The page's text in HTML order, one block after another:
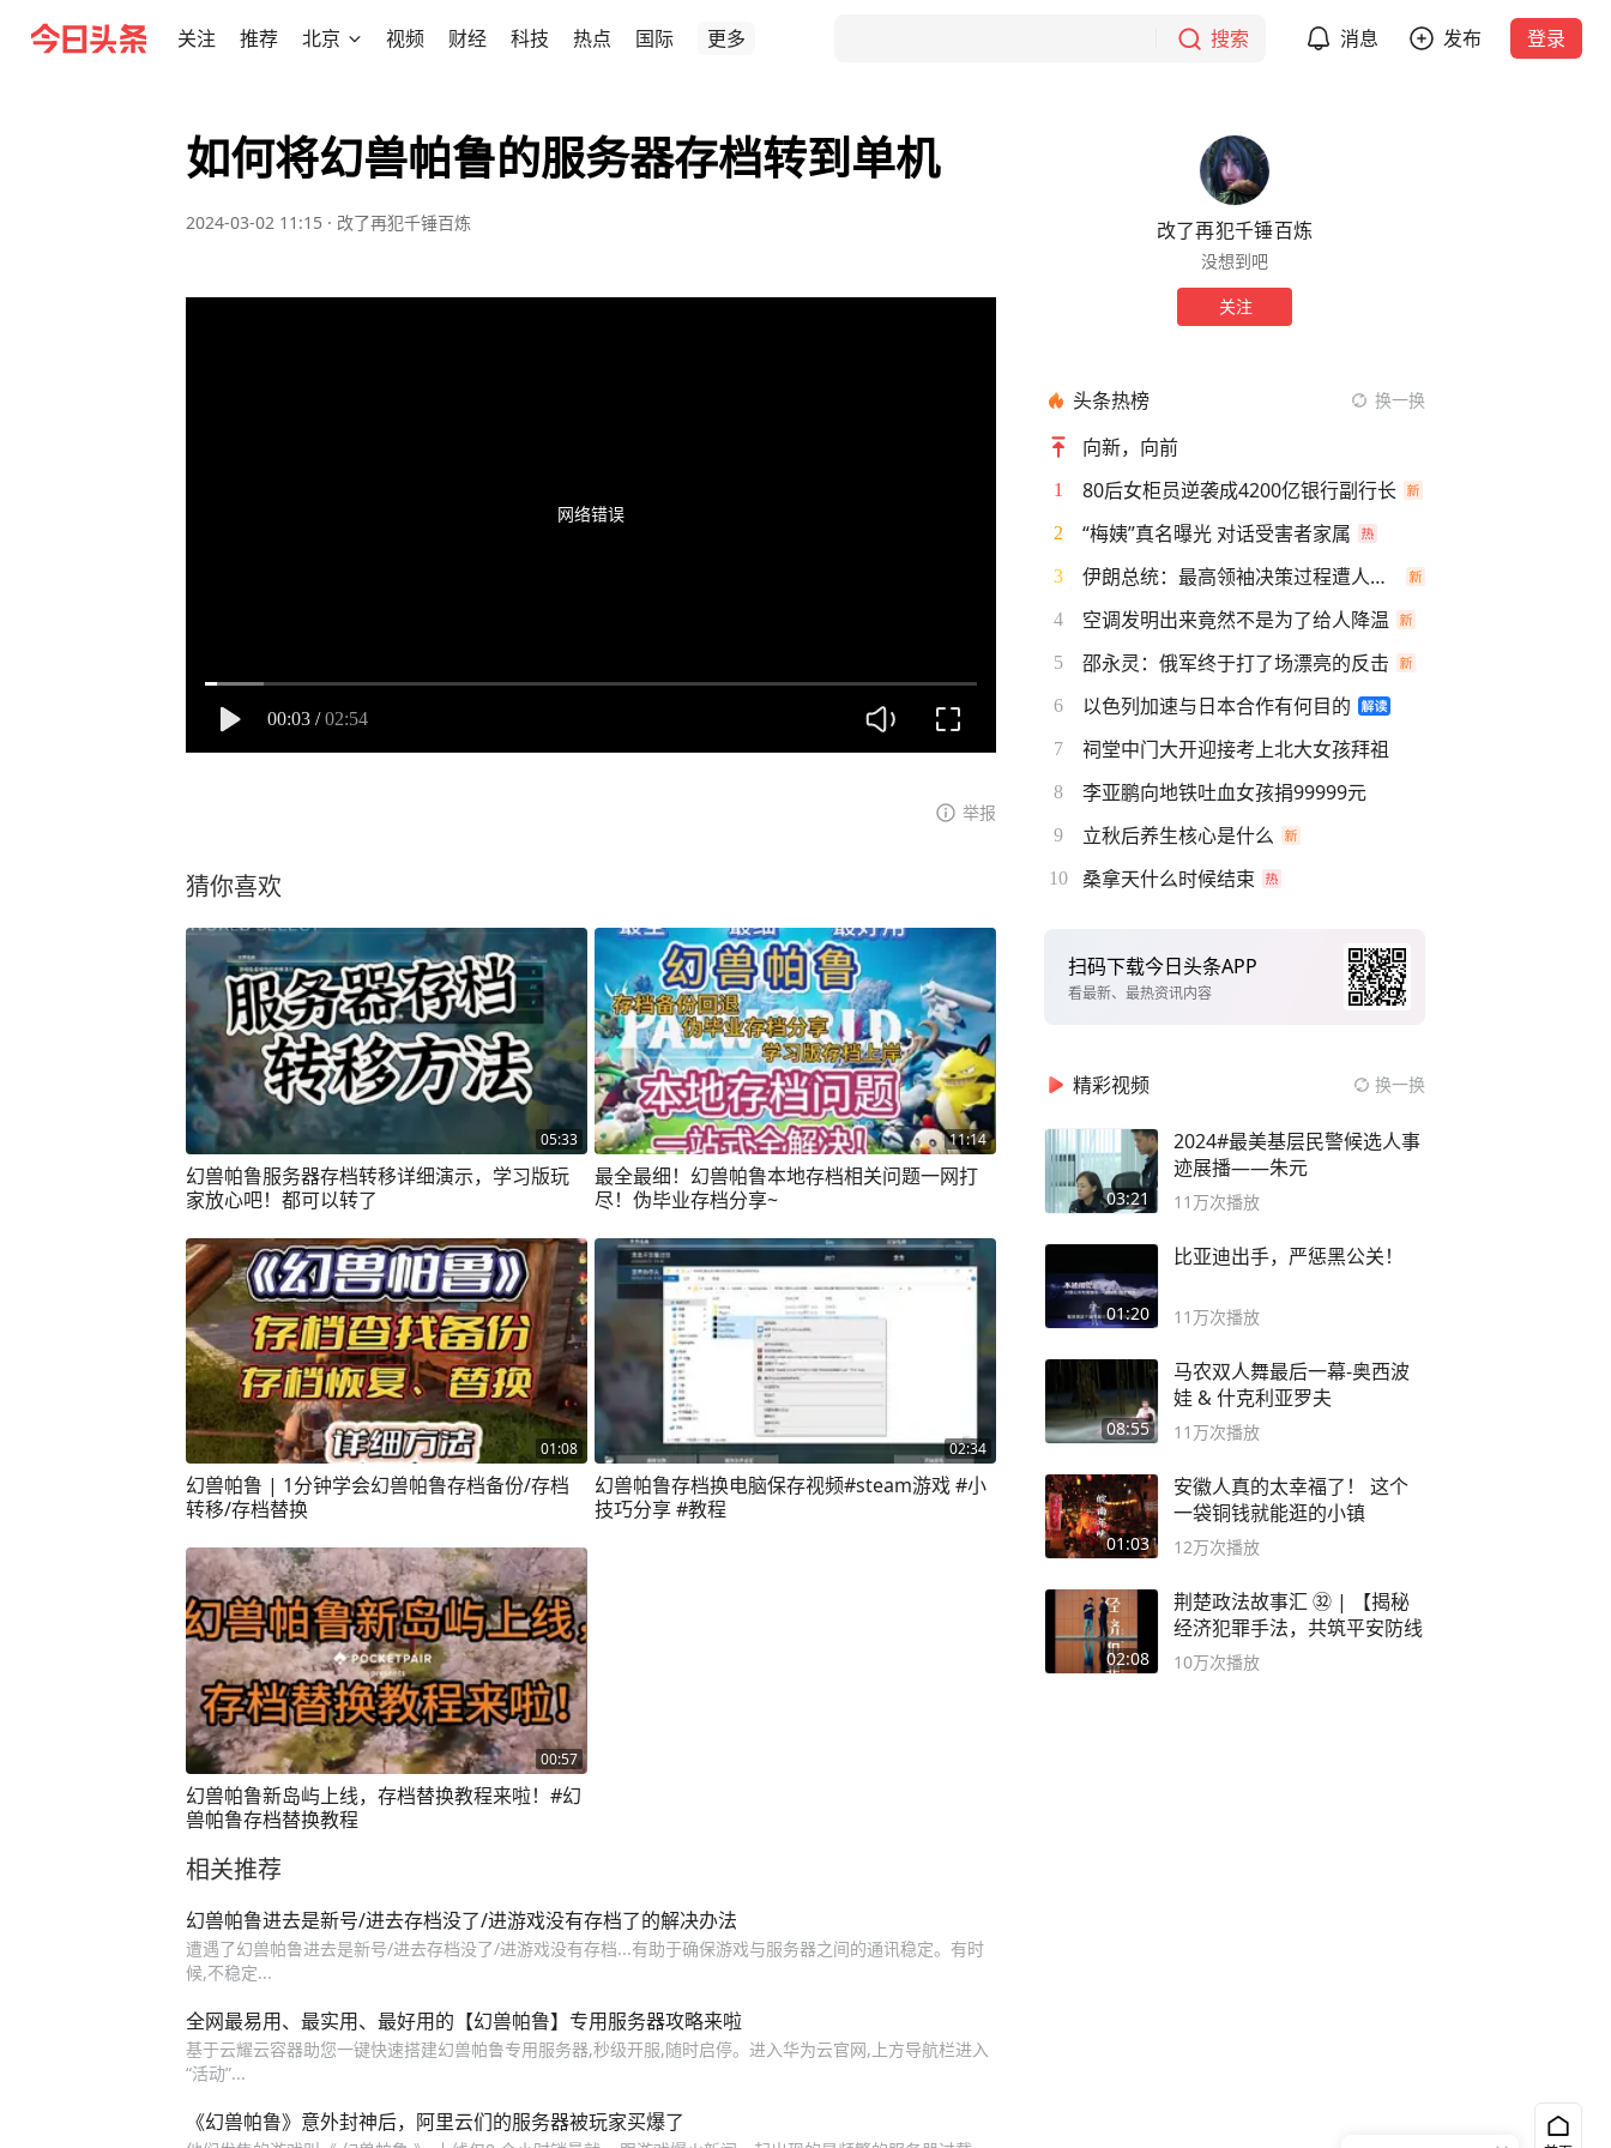
关注 推荐 北京 视频 财经 科技 热点 国际 更多 搜索 消息 发布 登录
如何将幻兽帕鲁的服务器存档转到单机
2024-03-02 11:15 · 改了再犯千锤百炼
网络错误
00:03 / 02:54
举报
猜你喜欢
05:33
幻兽帕鲁服务器存档转移详细演示，学习版玩
家放心吧！都可以转了
11:14
最全最细！幻兽帕鲁本地存档相关问题一网打
尽！伪毕业存档分享~
01:08
幻兽帕鲁 | 1分钟学会幻兽帕鲁存档备份/存档
转移/存档替换
02:34
幻兽帕鲁存档换电脑保存视频#steam游戏 #小
技巧分享 #教程
00:57
幻兽帕鲁新岛屿上线，存档替换教程来啦！#幻
兽帕鲁存档替换教程
相关推荐
幻兽帕鲁进去是新号/进去存档没了/进游戏没有存档了的解决办法
遭遇了幻兽帕鲁进去是新号/进去存档没了/进游戏没有存档...有助于确保游戏与服务器之间的通讯稳定。有时
候,不稳定...
全网最易用、最实用、最好用的【幻兽帕鲁】专用服务器攻略来啦
基于云耀云容器助您一键快速搭建幻兽帕鲁专用服务器,秒级开服,随时启停。进入华为云官网,上方导航栏进入
“活动”...
《幻兽帕鲁》意外封神后，阿里云们的服务器被玩家买爆了
改了再犯千锤百炼
没想到吧
关注
头条热榜 换一换
向新，向前
1 80后女柜员逆袭成4200亿银行副行长
2 “梅姨”真名曝光 对话受害者家属
3 伊朗总统：最高领袖决策过程遭人利用
4 空调发明出来竟然不是为了给人降温
5 邵永灵：俄军终于打了场漂亮的反击
6 以色列加速与日本合作有何目的
7 祠堂中门大开迎接考上北大女孩拜祖
8 李亚鹏向地铁吐血女孩捐99999元
9 立秋后养生核心是什么
10 桑拿天什么时候结束
扫码下载今日头条APP
看最新、最热资讯内容
精彩视频 换一换
03:21
2024#最美基层民警候选人事
迹展播——朱元
11万次播放
01:20
比亚迪出手，严惩黑公关！
11万次播放
08:55
马农双人舞最后一幕-奥西波
娃 & 什克利亚罗夫
11万次播放
01:03
安徽人真的太幸福了！ 这个
一袋铜钱就能逛的小镇
12万次播放
02:08
荆楚政法故事汇 ㉜ | 【揭秘
经济犯罪手法，共筑平安防线
10万次播放